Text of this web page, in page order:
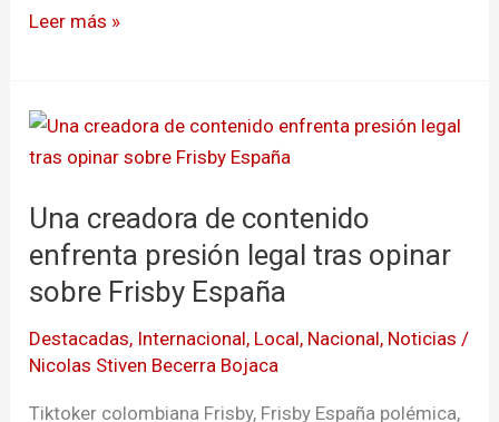
Leer más »
Una creadora de contenido
enfrenta presión legal tras opinar
sobre Frisby España
Destacadas, Internacional, Local, Nacional, Noticias /
Nicolas Stiven Becerra Bojaca
Tiktoker colombiana Frisby, Frisby España polémica,
Una
creadora
contenido
enfrenta
presión
tras
opinar
sobre